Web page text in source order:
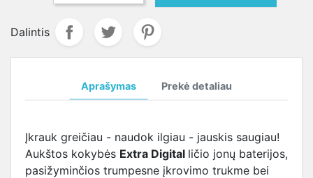
Dalintis
Aprašymas Prekė detaliau
Įkrauk greičiau - naudok ilgiau - jauskis saugiau!
Aukštos kokybės Extra Digital ličio jonų baterijos,
pasižyminčios trumpesne įkrovimo trukme bei